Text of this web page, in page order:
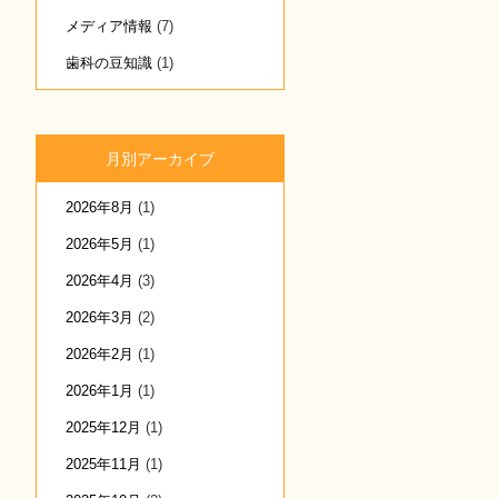
メディア情報 (7)
歯科の豆知識 (1)
月別アーカイブ
2026年8月 (1)
2026年5月 (1)
2026年4月 (3)
2026年3月 (2)
2026年2月 (1)
2026年1月 (1)
2025年12月 (1)
2025年11月 (1)